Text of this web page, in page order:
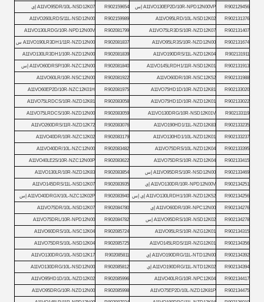
R902129456 A11VO130EP2D/10R-NPD12N00VP إس R902159654 A11VO95DR/10L-NSD12K07 إي
R902131376
A11VO95LRD/10L-NSD12K02
R902159989
A11VO260LRDS/11L-NSD12N00
R902131407
A11VO75LR3DS/10R-NZD12K07
R902081799
A11VO130LRDG/10R-NPD12N00V
R902131674
A11VO95LR3S/10R-NZD12N00
R902081837 A11VO190LR3DH1/11R-NZD12N00 س
R902131911
A11VO190DRS/11L-NZD12K04
R902081839
A11VO130LR3DH1/10R-NZD12N00
R902131913
A11VO145LRDH1/11R-NSD12K01
R902081840 A11VO60DRSP/10R-NZC12N00 إس
R902131988
A11VO60DR/10R-NSC12K52
R902081922
A11VO60LR/10R-NSC12N00
R902133020
A11VO75HD1D/10R-NZD12K81
R902081975
A11VO60EP2D/10R-NZC12K01H
R902133022
A11VO75HD1D/10R-NZD12K01
R902083058
A11VO75LRDCS/10R-NZD12K81
R902133119
A11VO130DRG/10R-NSD12K01V
R902083059
A11VO75LRDCS/10R-NZD12N00
R902133235
A11VO190HD1/11L-NZD12K83
R902083076
A11VO260DRS/11R-NZD12K72
R902133237
A11VO130HD1/10L-NZD12K01
R902083179
A11VO40DR/10R-NZC12K02
R902133395
A11VO75DRS/10L-NZD12K04
R902083482
A11VO40DR/10L-NZC12N00
R902133415
A11VO75DRS/10R-NZD12K04
R902083622
A11VO40LE2S/10R-NZC12N00P
R902133469 A11VO95DRS/10R-NSD12N00 إس R902083854
A11VO130LR/10R-NZD12K83
R902134251 A11VO130DR/10R-NPD12N00V إي R902083935
A11VO145DRS/11L-NSD12K07
R902134256 A11VO130LRDH1/10R-NZD12K52 إي إس R902083940 A11VO40DRGX/10L-NZC12K02P إس
R902134276 A11VO60DR/10R-NPC12N00 إي R902084780
A11VO75DR/10L-NSD12K07
R902134278 A11VO95DRS/10R-NSD12K02 إس R902084782
A11VO75DRL/10R-NPD12N00
R902134315
A11VO95LRS/10R-NZG12K01
R902085724
A11VO60DRS/10L-NSC12K04
R902134356
A11VO145LRDS/11R-NZG12K01
R902085725
A11VO75DRS/10L-NSD12K04
R902134392 A11VO190DRG/11L-NTD12N00 إي R902085811
A11VO130DRG/10L-NSD12K17
R902134394 A11VO190DRG/11L-NTD12K02 إي R902085812
A11VO130DRG/10L-NSD12N00
R902134417
A11VO40LRG/10R-NPC12K04
R902085996
A11VO95HD1D/10L-NZD12K02
R902134475
A11VO75EP2D/10L-NZD12K81P
R902085998
A11VO95DRG/10R-NZD12N00